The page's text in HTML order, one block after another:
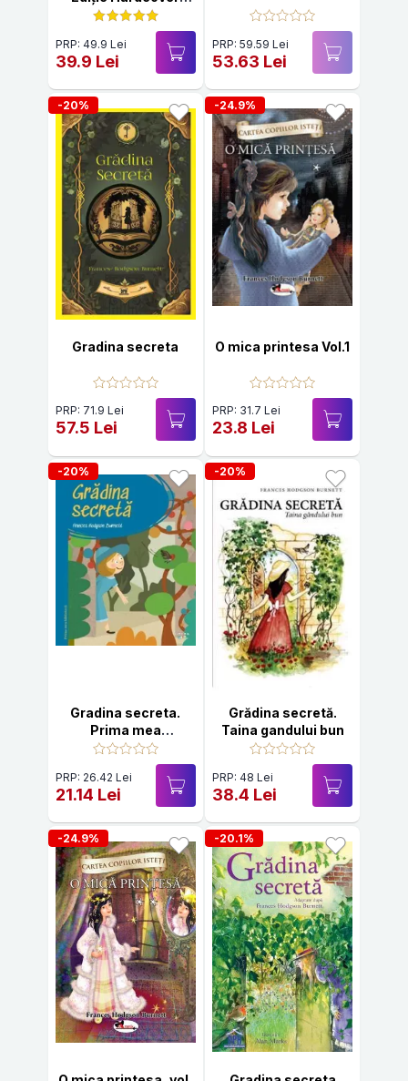
2025
PRP: 49.9 Lei
39.9 Lei
PRP: 59.59 Lei
53.63 Lei
-20%
Gradina secreta
PRP: 71.9 Lei
57.5 Lei
-24.9%
O mica printesa Vol.1
PRP: 31.7 Lei
23.8 Lei
-20%
Gradina secreta.
Prima mea
biblioteca
PRP: 26.42 Lei
21.14 Lei
-20%
Grădina secretă.
Taina gandului bun
PRP: 48 Lei
38.4 Lei
-24.9% -20.1%